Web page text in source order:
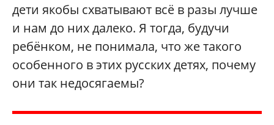
дети якобы схватывают всё в разы лучше
и нам до них далеко. Я тогда, будучи
ребёнком, не понимала, что же такого
особенного в этих русских детях, почему
они так недосягаемы?